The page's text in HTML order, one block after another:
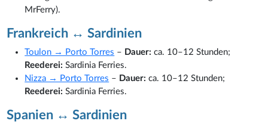
MrFerry).
Frankreich ↔ Sardinien
Toulon → Porto Torres – Dauer: ca. 10–12 Stunden;
Reederei: Sardinia Ferries.
Nizza → Porto Torres – Dauer: ca. 10–12 Stunden;
Reederei: Sardinia Ferries.
Spanien ↔ Sardinien